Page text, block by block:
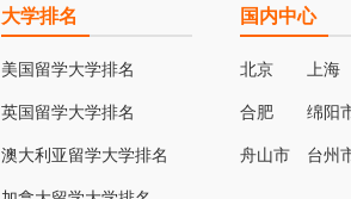
大学排名
美国留学大学排名
英国留学大学排名
澳大利亚留学大学排名
国内中心
北京 上海
合肥 绵阳
舟山市 台州